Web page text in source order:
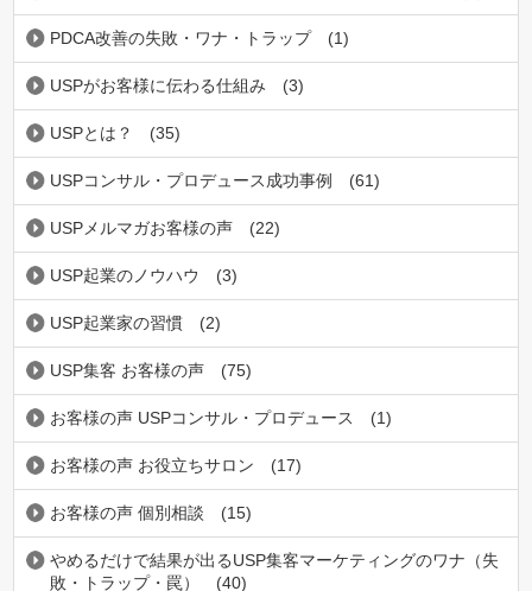
PDCA改善の失敗・ワナ・トラップ (1)
USPがお客様に伝わる仕組み (3)
USPとは？ (35)
USPコンサル・プロデュース成功事例 (61)
USPメルマガお客様の声 (22)
USP起業のノウハウ (3)
USP起業家の習慣 (2)
USP集客 お客様の声 (75)
お客様の声 USPコンサル・プロデュース (1)
お客様の声 お役立ちサロン (17)
お客様の声 個別相談 (15)
やめるだけで結果が出るUSP集客マーケティングのワナ（失
敗・トラップ・罠）
(40)